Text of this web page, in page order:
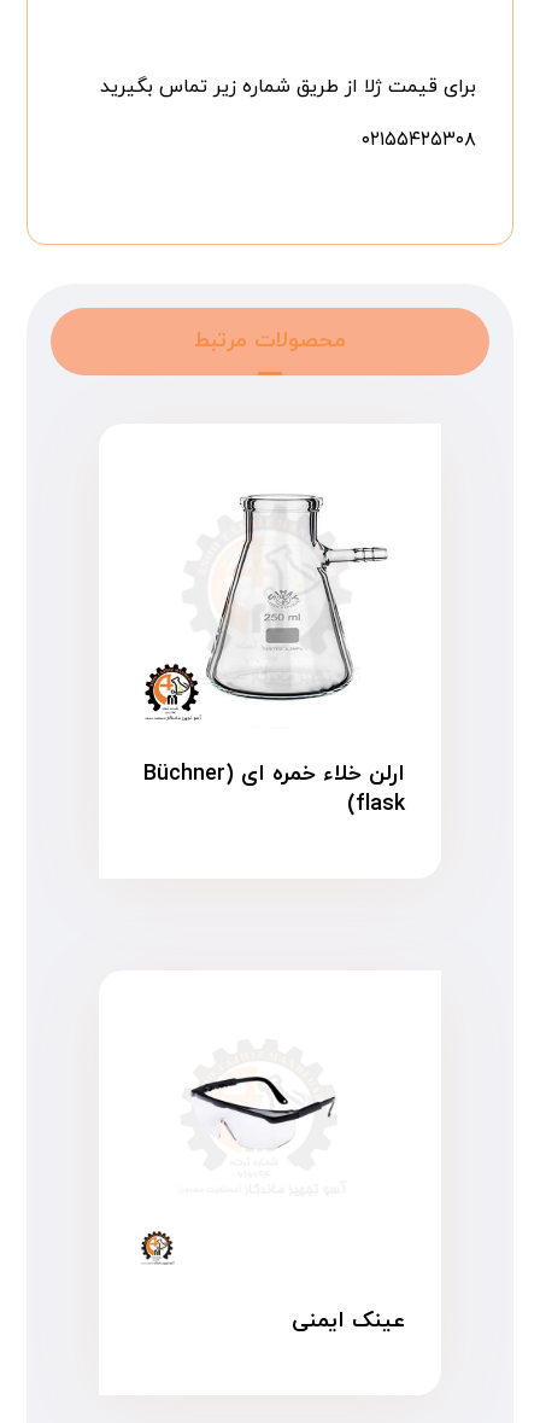
برای قیمت ژلا از طریق شماره زیر تماس بگیرید
۰۲۱۵۵۴۲۵۳۰۸
محصولات مرتبط
ارلن خلاء خمره ای (Büchner
flask)
عینک ایمنی